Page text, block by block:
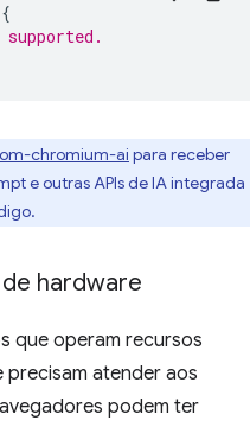
{
chromium-ai para receber
e outras APIs de IA integrada
hardware
que operam recursos
precisam atender aos
podem ter